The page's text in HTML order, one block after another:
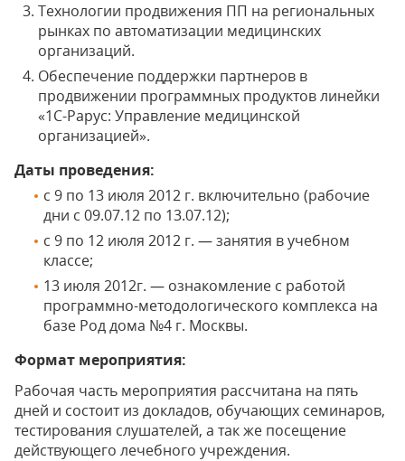
Технологии продвижения ПП на региональных
рынках по автоматизации медицинских
организаций.
Обеспечение поддержки партнеров в
продвижении программных продуктов линейки
«1C-Рарус: Управление медицинской
организацией».
Даты проведения:
с 9 по 13 июля 2012 г. включительно (рабочие
дни с 09.07.12 по 13.07.12);
с 9 по 12 июля 2012 г. — занятия в учебном
классе;
13 июля 2012г. — ознакомление с работой
программно-методологического комплекса на
базе Род дома №4 г. Москвы.
Формат мероприятия:
Рабочая часть мероприятия рассчитана на пять
дней и состоит из докладов, обучающих семинаров,
тестирования слушателей, а так же посещение
действующего лечебного учреждения.